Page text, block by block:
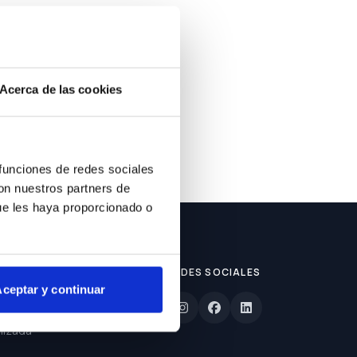
Acerca de las cookies
de redes sociales
nuestros partners de
les haya proporcionado o
y continuar
REDES SOCIALES